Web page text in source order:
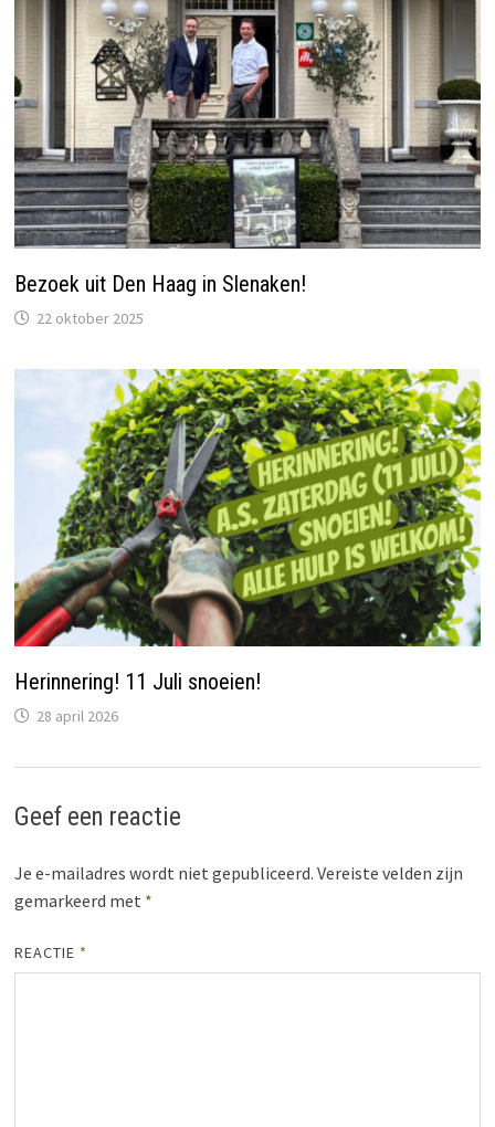
Bezoek uit Den Haag in Slenaken!
22 oktober 2025
Herinnering! 11 Juli snoeien!
28 april 2026
Geef een reactie
Je e-mailadres wordt niet gepubliceerd. Vereiste velden zijn
gemarkeerd met *
REACTIE *